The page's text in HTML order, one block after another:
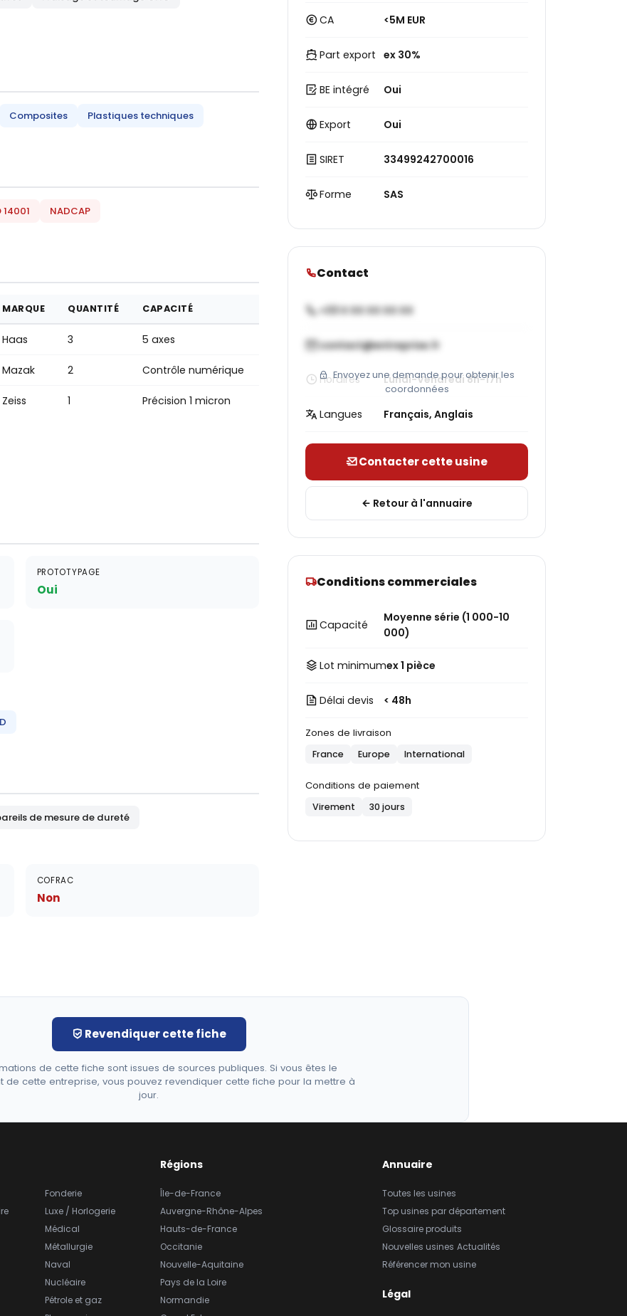
Composites Plastiques techniques
14001 NADCAP
MARQUE QUANTITÉ CAPACITÉ
Haas 3 5 axes
Mazak 2 Contrôle numérique
Zeiss 1 Précision 1 micron
PROTOTYPAGE
Oui
de mesure de dureté
COFRAC
Non
CA <5M EUR
Part export ex 30%
BE intégré Oui
Export Oui
SIRET 33499242700016
Forme SAS
Contact
+33 X XX XX XX XX
contact@entreprise.fr
Envoyez une demande pour obtenir les
coordonnées
Horaires Lundi-Vendredi 8h-17h
Langues Français, Anglais
Contacter cette usine
Retour à l'annuaire
Conditions commerciales
Capacité
Moyenne série (1 000-10
000)
Lot minimumex 1 pièce
Délai devis < 48h
Zones de livraison
France Europe International
Conditions de paiement
Virement 30 jours
Revendiquer cette fiche
de cette fiche sont issues de sources publiques. Si vous êtes le
de cette entreprise, vous pouvez revendiquer cette fiche pour la mettre à
jour.
Fonderie
Luxe / Horlogerie
Médical
Métallurgie
Naval
Nucléaire
Pétrole et gaz
Régions
Île-de-France
Auvergne-Rhône-Alpes
Hauts-de-France
Occitanie
Nouvelle-Aquitaine
Pays de la Loire
Normandie
Annuaire
Toutes les usines
Top usines par département
Glossaire produits
Nouvelles usines Actualités
Référencer mon usine
Légal